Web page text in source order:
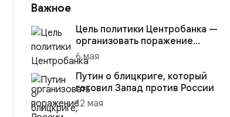
Важное
Цель политики Центробанка —
организовать поражение
России в вооружённом
конфликте с США
6 мая
Путин о блицкриге, который
готовил Запад против России
12 мая